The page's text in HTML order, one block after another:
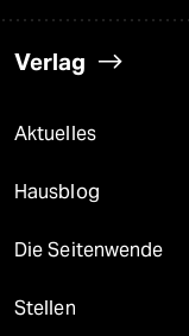
Verlag
Aktuelles
Hausblog
Die Seitenwende
Stellen